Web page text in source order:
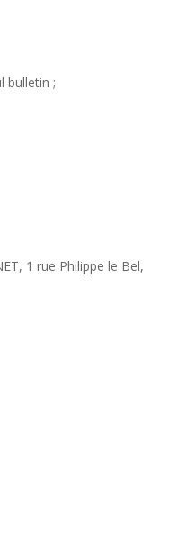
un seul bulletin ;
1 rue Philippe le Bel,
1993
66939